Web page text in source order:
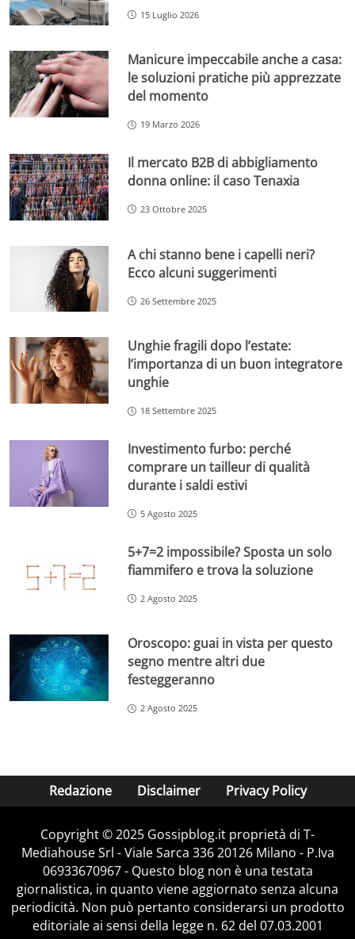
15 Luglio 2026
Manicure impeccabile anche a casa:
le soluzioni pratiche più apprezzate
del momento
19 Marzo 2026
Il mercato B2B di abbigliamento
donna online: il caso Tenaxia
23 Ottobre 2025
A chi stanno bene i capelli neri?
Ecco alcuni suggerimenti
26 Settembre 2025
Unghie fragili dopo l’estate:
l’importanza di un buon integratore
unghie
18 Settembre 2025
Investimento furbo: perché
comprare un tailleur di qualità
durante i saldi estivi
5 Agosto 2025
5+7=2 impossibile? Sposta un solo
fiammifero e trova la soluzione
2 Agosto 2025
Oroscopo: guai in vista per questo
segno mentre altri due
festeggeranno
2 Agosto 2025
Redazione Disclaimer Privacy Policy
Copyright © 2025 Gossipblog.it proprietà di T-
Mediahouse Srl - Viale Sarca 336 20126 Milano - P.Iva
06933670967 - Questo blog non è una testata
giornalistica, in quanto viene aggiornato senza alcuna
periodicità. Non può pertanto considerarsi un prodotto
editoriale ai sensi della legge n. 62 del 07.03.2001